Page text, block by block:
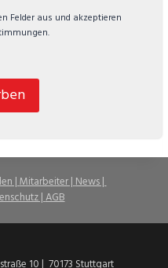
Felder aus und akzeptieren
|Mitarbeiter |News |
|AGB
10 | 70173 Stuttgart